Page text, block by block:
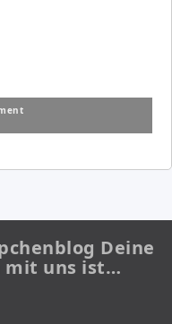
Deine
mit uns ist…